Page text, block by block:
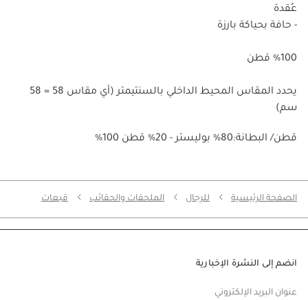
عُقدة
- حافة بحياكة بارزة
%100 قطن
يحدد المقاس المحيط الداخلي بالسنتيمتر (أي مقاس 58 = 58
سم)
%100 قطن/ البطانة:80% بوليستر - 20% قطن
الصفحة الرئيسية للرجال الملحقات والحقائب قبعات
انضم إلى النشرة الإخبارية
عنوان البريد الإلكتروني